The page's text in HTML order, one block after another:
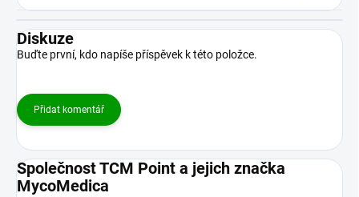
Diskuze
Buďte první, kdo napíše příspěvek k této položce.
Přidat komentář
Společnost TCM Point a jejich značka
MycoMedica